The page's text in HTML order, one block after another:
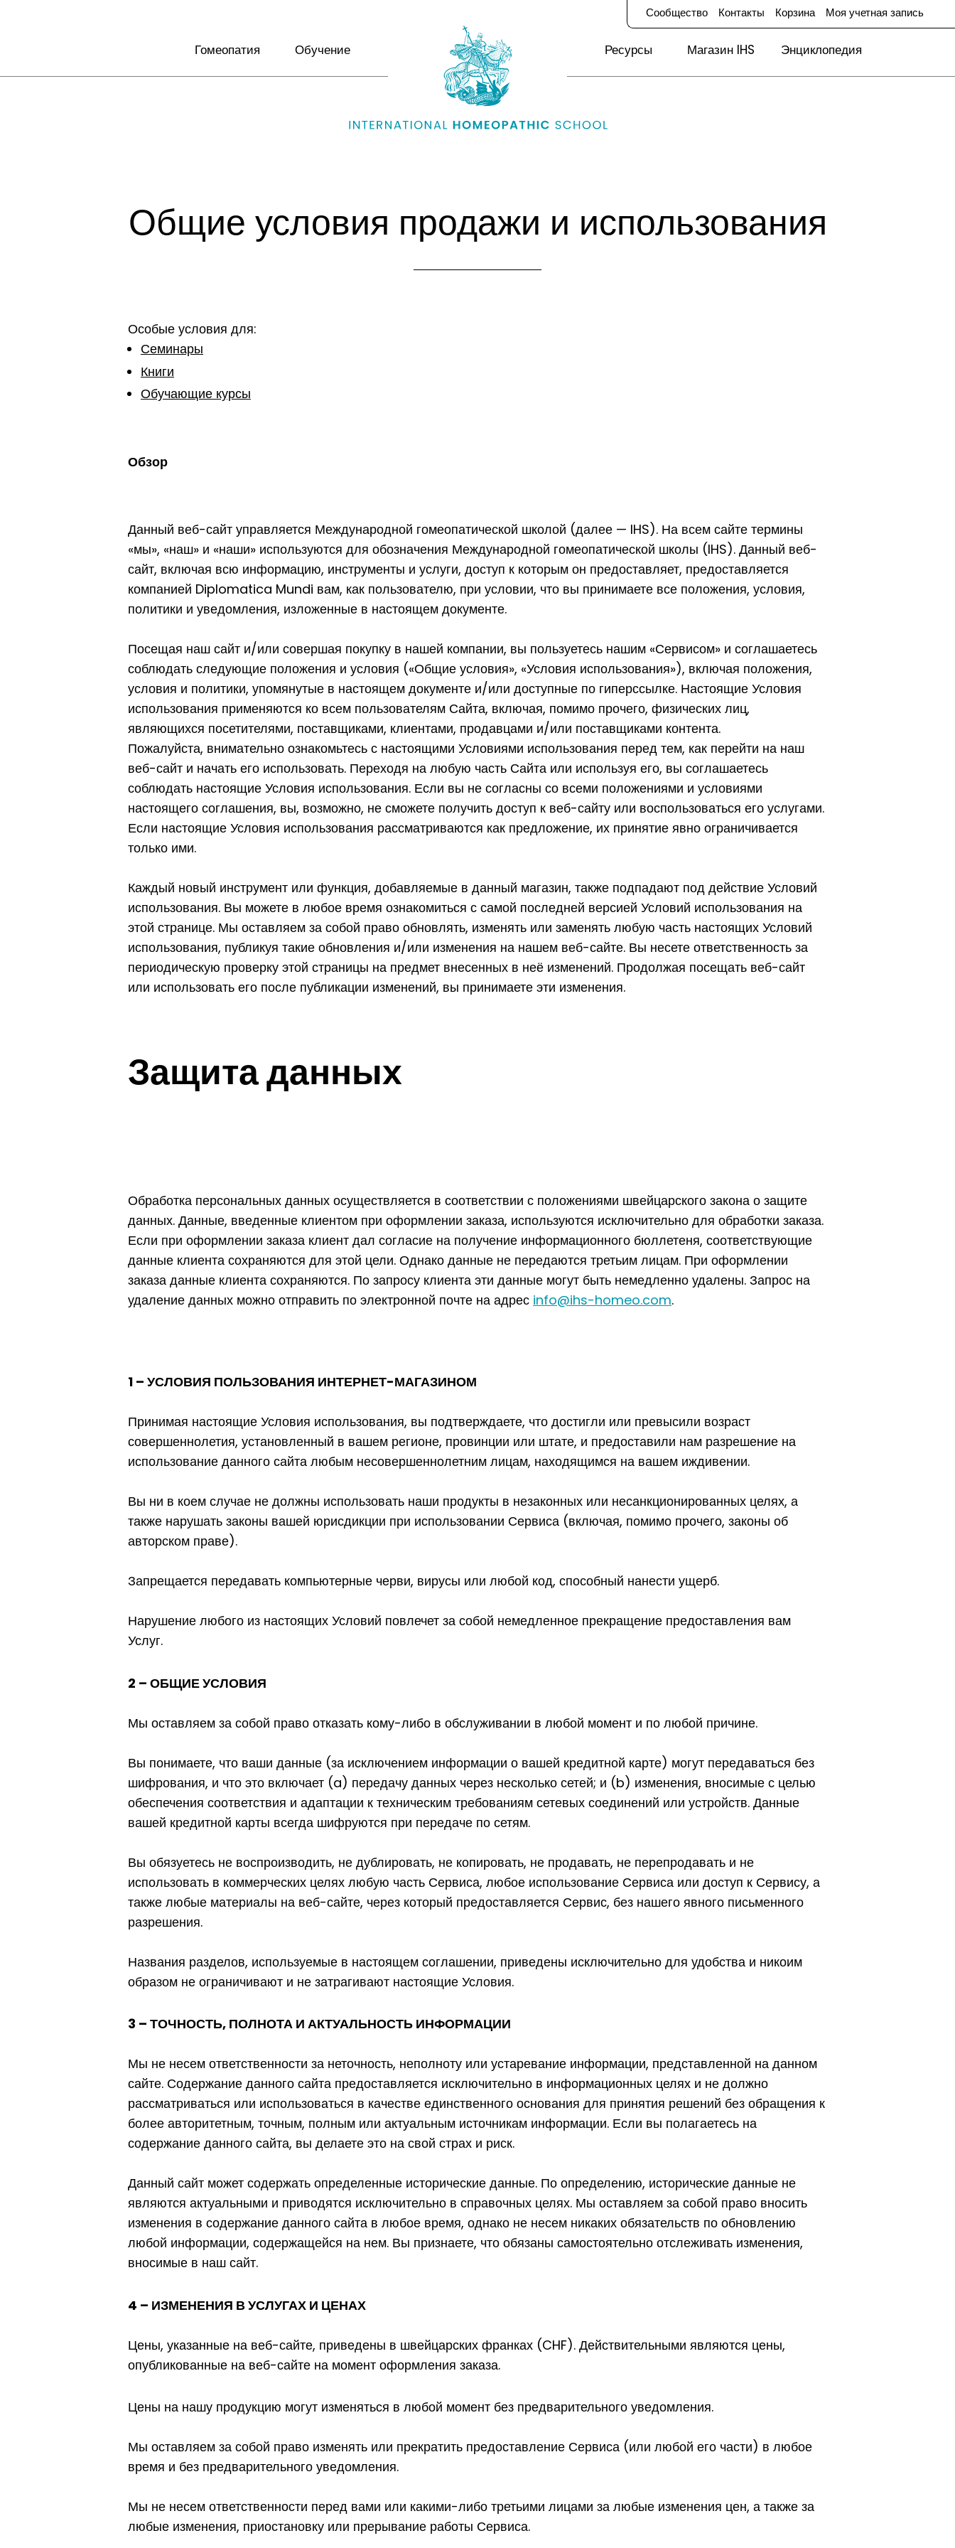
Сообщество Контакты Корзина Моя учетная запись
Гомеопатия Обучение Ресурсы Магазин IHS Энциклопедия
Общие условия продажи и использования
Особые условия для:
Семинары
Книги
Обучающие курсы
Обзор
Данный веб-сайт управляется Международной гомеопатической школой (далее — IHS). На всем сайте термины
«мы», «наш» и «наши» используются для обозначения Международной гомеопатической школы (IHS). Данный веб-
сайт, включая всю информацию, инструменты и услуги, доступ к которым он предоставляет, предоставляется
компанией Diplomatica Mundi вам, как пользователю, при условии, что вы принимаете все положения, условия,
политики и уведомления, изложенные в настоящем документе.
Посещая наш сайт и/или совершая покупку в нашей компании, вы пользуетесь нашим «Сервисом» и соглашаетесь
соблюдать следующие положения и условия («Общие условия», «Условия использования»), включая положения,
условия и политики, упомянутые в настоящем документе и/или доступные по гиперссылке. Настоящие Условия
использования применяются ко всем пользователям Сайта, включая, помимо прочего, физических лиц,
являющихся посетителями, поставщиками, клиентами, продавцами и/или поставщиками контента.
Пожалуйста, внимательно ознакомьтесь с настоящими Условиями использования перед тем, как перейти на наш
веб-сайт и начать его использовать. Переходя на любую часть Сайта или используя его, вы соглашаетесь
соблюдать настоящие Условия использования. Если вы не согласны со всеми положениями и условиями
настоящего соглашения, вы, возможно, не сможете получить доступ к веб-сайту или воспользоваться его услугами.
Если настоящие Условия использования рассматриваются как предложение, их принятие явно ограничивается
только ими.
Каждый новый инструмент или функция, добавляемые в данный магазин, также подпадают под действие Условий
использования. Вы можете в любое время ознакомиться с самой последней версией Условий использования на
этой странице. Мы оставляем за собой право обновлять, изменять или заменять любую часть настоящих Условий
использования, публикуя такие обновления и/или изменения на нашем веб-сайте. Вы несете ответственность за
периодическую проверку этой страницы на предмет внесенных в неё изменений. Продолжая посещать веб-сайт
или использовать его после публикации изменений, вы принимаете эти изменения.
Защита данных
Обработка персональных данных осуществляется в соответствии с положениями швейцарского закона о защите
данных. Данные, введенные клиентом при оформлении заказа, используются исключительно для обработки заказа.
Если при оформлении заказа клиент дал согласие на получение информационного бюллетеня, соответствующие
данные клиента сохраняются для этой цели. Однако данные не передаются третьим лицам. При оформлении
заказа данные клиента сохраняются. По запросу клиента эти данные могут быть немедленно удалены. Запрос на
удаление данных можно отправить по электронной почте на адресinfo@ihs-homeo.com.
1 – УСЛОВИЯ ПОЛЬЗОВАНИЯ ИНТЕРНЕТ-МАГАЗИНОМ
Принимая настоящие Условия использования, вы подтверждаете, что достигли или превысили возраст
совершеннолетия, установленный в вашем регионе, провинции или штате, и предоставили нам разрешение на
использование данного сайта любым несовершеннолетним лицам, находящимся на вашем иждивении.
Вы ни в коем случае не должны использовать наши продукты в незаконных или несанкционированных целях, а
также нарушать законы вашей юрисдикции при использовании Сервиса (включая, помимо прочего, законы об
авторском праве).
Запрещается передавать компьютерные черви, вирусы или любой код, способный нанести ущерб.
Нарушение любого из настоящих Условий повлечет за собой немедленное прекращение предоставления вам
Услуг.
2 – ОБЩИЕ УСЛОВИЯ
Мы оставляем за собой право отказать кому-либо в обслуживании в любой момент и по любой причине.
Вы понимаете, что ваши данные (за исключением информации о вашей кредитной карте) могут передаваться без
шифрования, и что это включает (a) передачу данных через несколько сетей; и (b) изменения, вносимые с целью
обеспечения соответствия и адаптации к техническим требованиям сетевых соединений или устройств. Данные
вашей кредитной карты всегда шифруются при передаче по сетям.
Вы обязуетесь не воспроизводить, не дублировать, не копировать, не продавать, не перепродавать и не
использовать в коммерческих целях любую часть Сервиса, любое использование Сервиса или доступ к Сервису, а
также любые материалы на веб-сайте, через который предоставляется Сервис, без нашего явного письменного
разрешения.
Названия разделов, используемые в настоящем соглашении, приведены исключительно для удобства и никоим
образом не ограничивают и не затрагивают настоящие Условия.
3 – ТОЧНОСТЬ, ПОЛНОТА И АКТУАЛЬНОСТЬ ИНФОРМАЦИИ
Мы не несем ответственности за неточность, неполноту или устаревание информации, представленной на данном
сайте. Содержание данного сайта предоставляется исключительно в информационных целях и не должно
рассматриваться или использоваться в качестве единственного основания для принятия решений без обращения к
более авторитетным, точным, полным или актуальным источникам информации. Если вы полагаетесь на
содержание данного сайта, вы делаете это на свой страх и риск.
Данный сайт может содержать определенные исторические данные. По определению, исторические данные не
являются актуальными и приводятся исключительно в справочных целях. Мы оставляем за собой право вносить
изменения в содержание данного сайта в любое время, однако не несем никаких обязательств по обновлению
любой информации, содержащейся на нем. Вы признаете, что обязаны самостоятельно отслеживать изменения,
вносимые в наш сайт.
4 – ИЗМЕНЕНИЯ В УСЛУГАХ И ЦЕНАХ
Цены, указанные на веб-сайте, приведены в швейцарских франках (CHF). Действительными являются цены,
опубликованные на веб-сайте на момент оформления заказа.
Цены на нашу продукцию могут изменяться в любой момент без предварительного уведомления.
Мы оставляем за собой право изменять или прекратить предоставление Сервиса (или любой его части) в любое
время и без предварительного уведомления.
Мы не несем ответственности перед вами или какими-либо третьими лицами за любые изменения цен, а также за
любые изменения, приостановку или прерывание работы Сервиса.